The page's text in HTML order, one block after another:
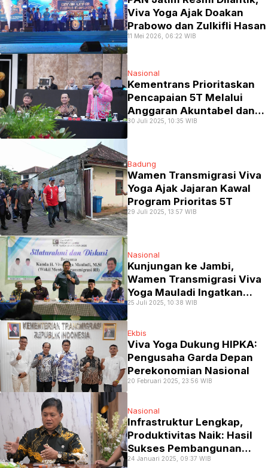
Viva Yoga Ajak Doakan
Prabowo dan Zulkifli Hasan
11 Mei 2026, 06:22 WIB
Nasional
Kementrans Prioritaskan
Pencapaian 5T Melalui
Anggaran Akuntabel dan
Digitalisasi
30 Juli 2025, 10:35 WIB
Badung
Wamen Transmigrasi Viva
Yoga Ajak Jajaran Kawal
Program Prioritas 5T
29 Juli 2025, 13:57 WIB
Nasional
Kunjungan ke Jambi,
Wamen Transmigrasi Viva
Yoga Mauladi Ingatkan
Perjuangan Kader HMI
25 Juli 2025, 10:38 WIB
Ekbis
Viva Yoga Dukung HIPKA:
Pengusaha Garda Depan
Perekonomian Nasional
20 Februari 2025, 23:56 WIB
Nasional
Infrastruktur Lengkap,
Produktivitas Naik: Hasil
Sukses Pembangunan
Transmigrasi
24 Januari 2025, 09:37 WIB